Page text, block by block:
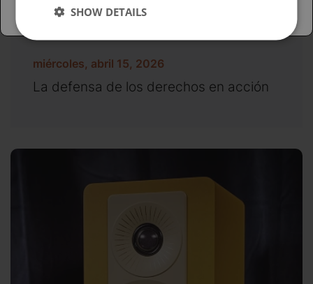
miércoles, abril 15, 2026
La defensa de los derechos en acción
SHOW DETAILS